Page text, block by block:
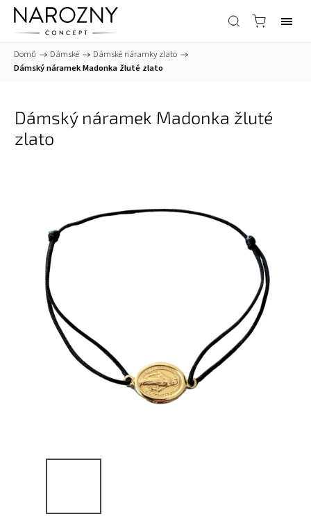
Domů / Dámské / Dámské náramky zlato /
Dámský náramek Madonka žluté zlato
Dámský náramek Madonka žluté
zlato